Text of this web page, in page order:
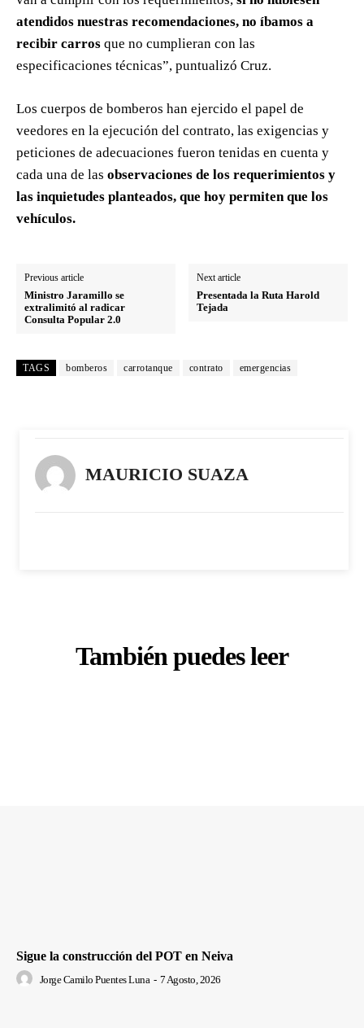
atendidos nuestras recomendaciones, no íbamos a
recibir carros que no cumplieran con las
especificaciones técnicas”, puntualizó Cruz.
Los cuerpos de bomberos han ejercido el papel de
veedores en la ejecución del contrato, las exigencias y
peticiones de adecuaciones fueron tenidas en cuenta y
cada una de las observaciones de los requerimientos y
las inquietudes planteados, que hoy permiten que los
vehículos.
Previous article
Ministro Jaramillo se
extralimitó al radicar
Consulta Popular 2.0
Next article
Presentada la Ruta Harold
Tejada
TAGS bomberos carrotanque contrato emergencias
MAURICIO SUAZA
También puedes leer
Sigue la construcción del POT en Neiva
Jorge Camilo Puentes Luna - 7 Agosto, 2026